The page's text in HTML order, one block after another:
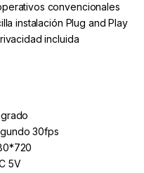
convencionales
instalación Plug and Play
incluida
30fps
5V